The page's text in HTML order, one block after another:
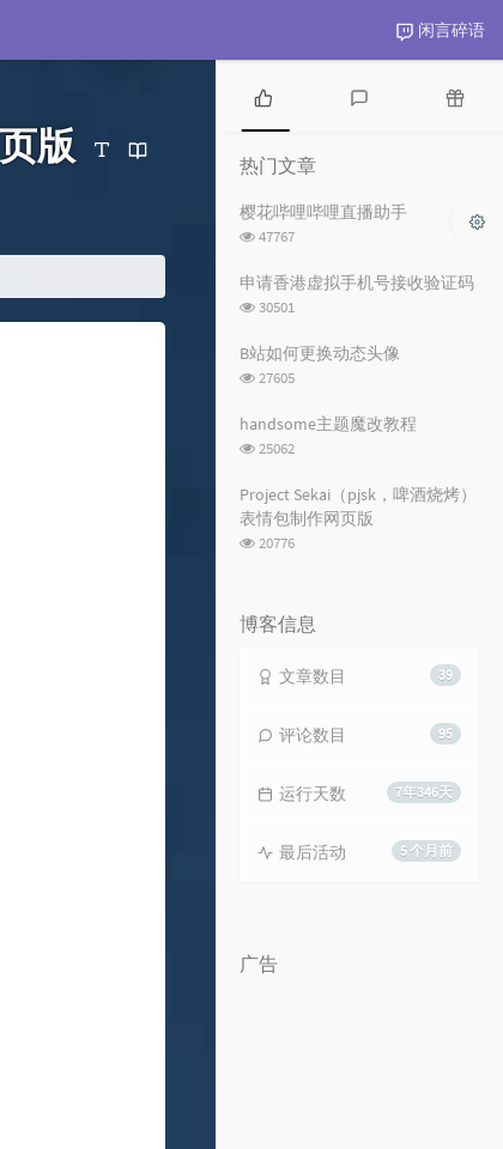
闲言碎语
版
热
门
文
章
论
热门文章
樱花哔哩哔哩直播助手
浏
次
数:
47767
申请香港虚拟手机号接收验证码
浏
次
数:
30501
B站如何更换动态头像
浏
次
27605
handsome主题魔改教程
浏
次
数:
25062
Project Sekai（pjsk，啤酒烧烤）
表情包制作网页版
浏
20776
博客信息
39
文章数目
95
评论数目
7年346天
运行天数
5 个月前
最后活动
广告